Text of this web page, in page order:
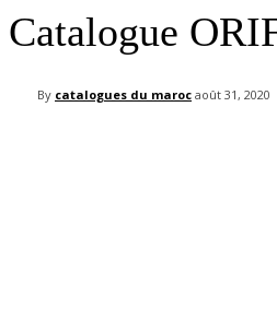
Catalogue
By catalogues du maroc août 31, 2020